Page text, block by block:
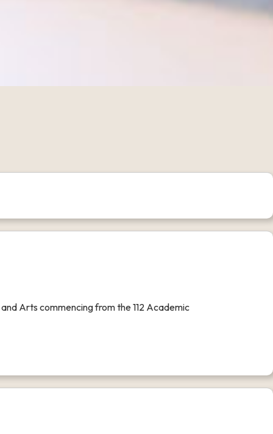
Arts commencing from the 112 Academic